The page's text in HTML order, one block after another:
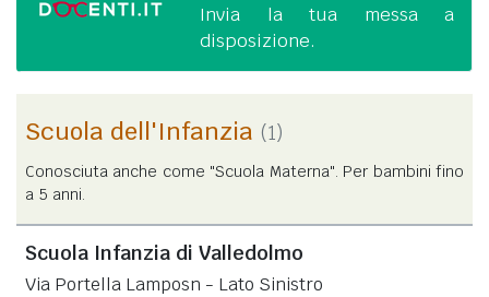
Invia la tua messa a
disposizione.
Scuola dell'Infanzia (1)
Conosciuta anche come "Scuola Materna". Per bambini fino
a 5 anni.
Scuola Infanzia di Valledolmo
Via Portella Lamposn - Lato Sinistro